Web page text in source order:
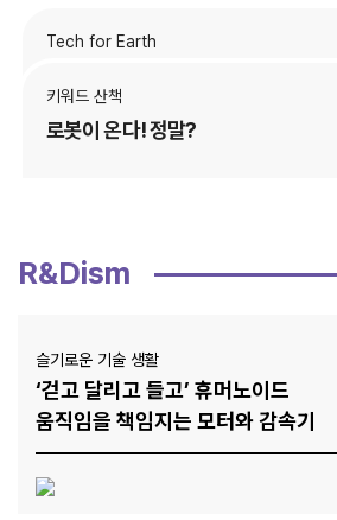
Tech for Earth
키워드 산책
로봇이 온다! 정말?
R&Dism
슬기로운 기술 생활
‘걷고 달리고 들고’ 휴머노이드
움직임을 책임지는 모터와 감속기